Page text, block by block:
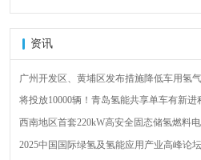
资讯
广州开发区、黄埔区发布措施降低车用氢
将投放10000辆！青岛氢能共享单车有新进
西南地区首套220kW高安全固态储氢燃料
2025中国国际绿氢及氢能应用产业高峰论